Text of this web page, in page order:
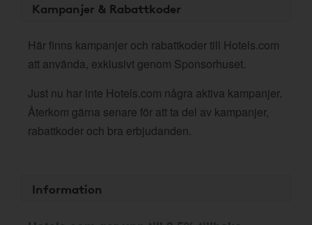
Kampanjer & Rabattkoder
Här finns kampanjer och rabattkoder till Hotels.com
att använda, exklusivt genom Sponsorhuset.
Just nu har inte Hotels.com några aktiva kampanjer.
Återkom gärna senare för att ta del av kampanjer,
rabattkoder och bra erbjudanden.
Information